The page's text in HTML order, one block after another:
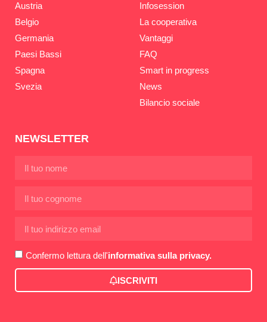
Austria
Belgio
Germania
Paesi Bassi
Spagna
Svezia
Infosession
La cooperativa
Vantaggi
FAQ
Smart in progress
News
Bilancio sociale
NEWSLETTER
Confermo lettura dell'informativa sulla privacy.
ISCRIVITI